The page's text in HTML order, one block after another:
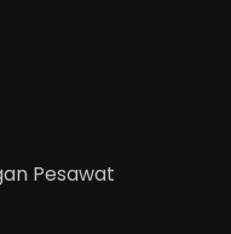
Pesawat